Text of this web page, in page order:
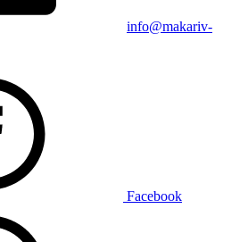
info@makariv-
Facebook